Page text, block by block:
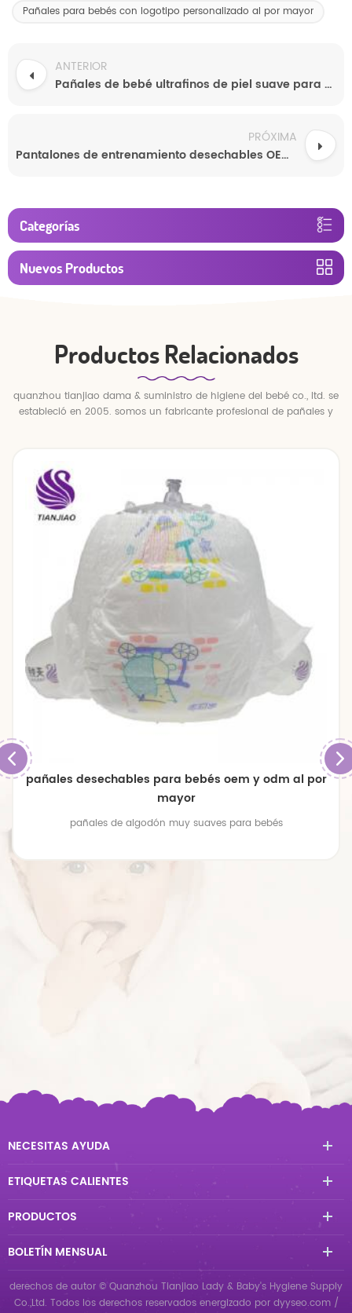
Pañales para bebés con logotipo personalizado al por mayor
ANTERIOR
Pañales de bebé ultrafinos de piel suave para uso nocturno al por mayor
PRÓXIMA
Pantalones de entrenamiento desechables OEM con protección antifugas 3D al por mayor
Categorías
Nuevos Productos
Productos Relacionados
quanzhou tianjiao dama & suministro de higiene del bebé co., ltd. se
estableció en 2005. somos un fabricante profesional de pañales y
pañales desechables para bebés oem y odm al por
mayor
pañales de algodón muy suaves para bebés
NECESITAS AYUDA
ETIQUETAS CALIENTES
PRODUCTOS
BOLETÍN MENSUAL
derechos de autor © Quanzhou Tianjiao Lady & Baby's Hygiene Supply
Co.,Ltd. Todos los derechos reservados energizado por dyyseo.com /